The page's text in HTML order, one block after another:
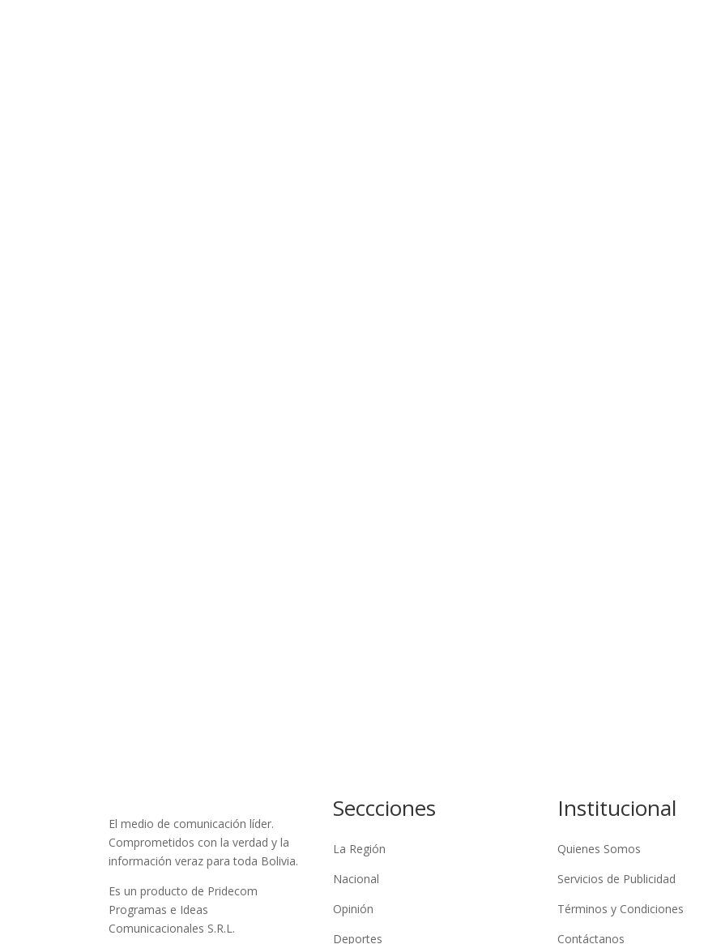
El medio de comunicación líder.
Comprometidos con la verdad y la
información veraz para toda Bolivia.
Es un producto de Pridecom
Programas e Ideas
Comunicacionales S.R.L.
Seccciones
La Región
Nacional
Opinión
Deportes
Institucional
Quienes Somos
Servicios de Publicidad
Términos y Condiciones
Contáctanos